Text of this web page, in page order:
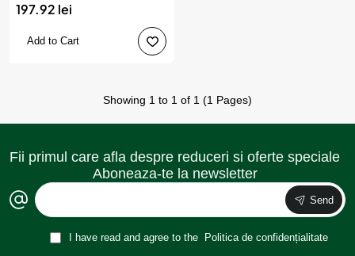
197.92 lei
Add to Cart
Showing 1 to 1 of 1 (1 Pages)
Fii primul care afla despre reduceri si oferte speciale
Aboneaza-te la newsletter
Send
I have read and agree to the Politica de confidențialitate